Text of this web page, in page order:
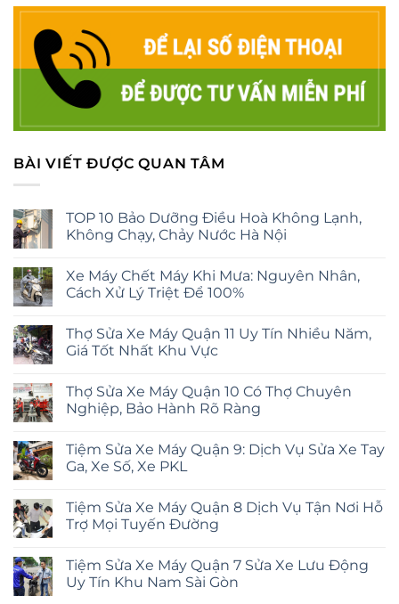
BÀI VIẾT ĐƯỢC QUAN TÂM
TOP 10 Bảo Dưỡng Điều Hoà Không Lạnh,
Không Chạy, Chảy Nước Hà Nội
Xe Máy Chết Máy Khi Mưa: Nguyên Nhân,
Cách Xử Lý Triệt Để 100%
Thợ Sửa Xe Máy Quận 11 Uy Tín Nhiều Năm,
Giá Tốt Nhất Khu Vực
Thợ Sửa Xe Máy Quận 10 Có Thợ Chuyên
Nghiệp, Bảo Hành Rõ Ràng
Tiệm Sửa Xe Máy Quận 9: Dịch Vụ Sửa Xe Tay
Ga, Xe Số, Xe PKL
Tiệm Sửa Xe Máy Quận 8 Dịch Vụ Tận Nơi Hỗ
Trợ Mọi Tuyến Đường
Tiệm Sửa Xe Máy Quận 7 Sửa Xe Lưu Động
Uy Tín Khu Nam Sài Gòn